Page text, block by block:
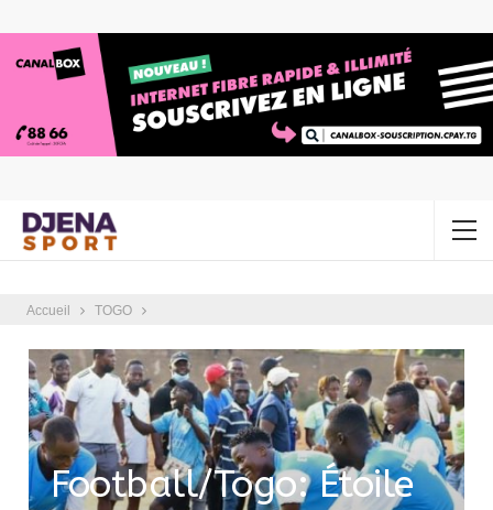
Accueil TOGO
Football/Togo: Étoile